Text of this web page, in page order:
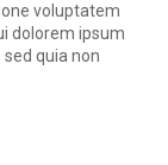
voluptatem
dolorem ipsum
quia non